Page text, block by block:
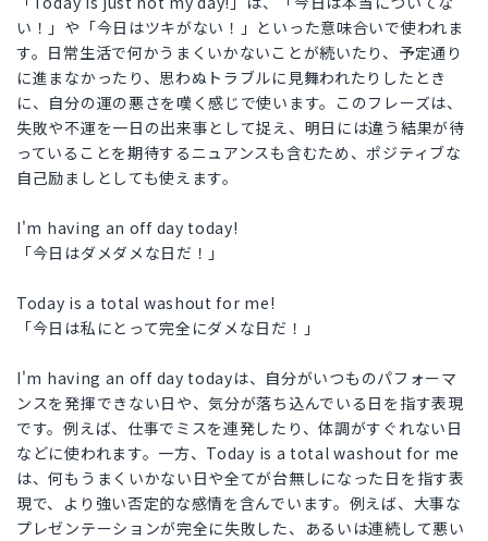
い！」や「今日はツキがない！」といった意味合いで使われま
す。日常生活で何かうまくいかないことが続いたり、予定通り
に進まなかったり、思わぬトラブルに見舞われたりしたとき
に、自分の運の悪さを嘆く感じで使います。このフレーズは、
失敗や不運を一日の出来事として捉え、明日には違う結果が待
っていることを期待するニュアンスも含むため、ポジティブな
自己励ましとしても使えます。
I'm having an off day today!
「今日はダメダメな日だ！」
Today is a total washout for me!
「今日は私にとって完全にダメな日だ！」
I'm having an off day todayは、自分がいつものパフォーマ
ンスを発揮できない日や、気分が落ち込んでいる日を指す表現
です。例えば、仕事でミスを連発したり、体調がすぐれない日
などに使われます。一方、Today is a total washout for me
は、何もうまくいかない日や全てが台無しになった日を指す表
現で、より強い否定的な感情を含んでいます。例えば、大事な
プレゼンテーションが完全に失敗した、あるいは連続して悪い